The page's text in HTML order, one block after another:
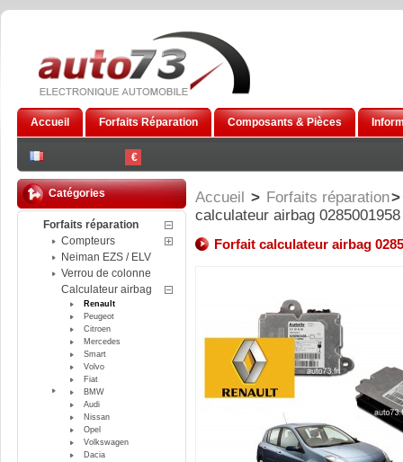
€
Accueil Forfaits Réparation Composants & Pièces
Catégories
Forfaits réparation
Compteurs
Neiman EZS / ELV
Verrou de colonne
Calculateur airbag
Renault
Peugeot
Citroen
Mercedes
Smart
Volvo
Fiat
BMW
Audi
Nissan
Opel
Volkswagen
Dacia
Accueil > Forfaits réparation>
calculateur airbag
Forfait calculateur airbag